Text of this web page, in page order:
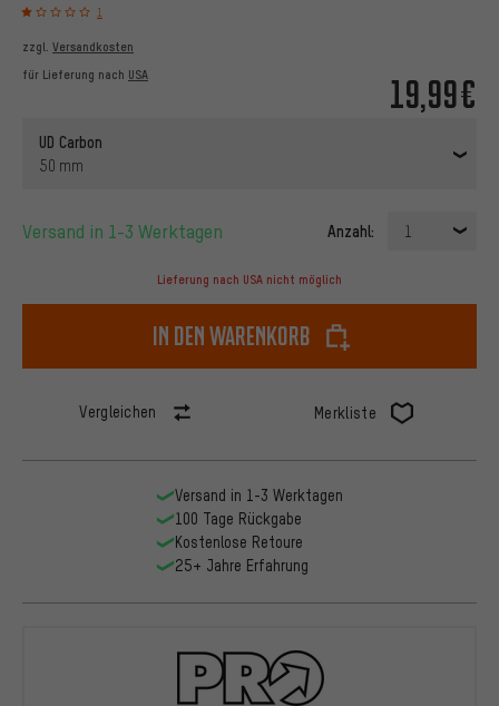
1
19,99€
zzgl. Versandkosten
für Lieferung nach USA
UD Carbon
50 mm
Versand in 1-3 Werktagen Anzahl: 1
Lieferung nach USA nicht möglich
In den Warenkorb
Vergleichen Merkliste
Versand in 1-3 Werktagen
100 Tage Rückgabe
Kostenlose Retoure
25+ Jahre Erfahrung